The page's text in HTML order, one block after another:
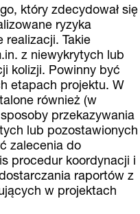
który zdecydował się
ryzyka
Takie
z niewykrytych lub
kolizji. Powinny być
etapach projektu. W
również (w
przekazywania
lub pozostawionych
zalecenia do
procedur koordynacji i
raportów z
w projektach